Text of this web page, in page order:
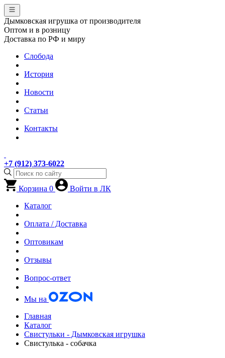
Дымковская игрушка от производителя
Оптом и в розницу
Доставка по РФ и миру
Слобода
История
Новости
Статьи
Контакты
+7 (912) 373-6022
Корзина 0
Войти в ЛК
Каталог
Оплата / Доставка
Оптовикам
Отзывы
Вопрос-ответ
Мы на
Главная
Каталог
Свистульки - Дымковская игрушка
Свистулька - собачка